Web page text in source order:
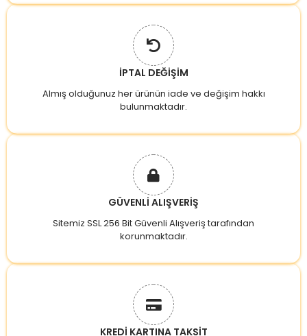
İPTAL DEĞİŞİM
Almış olduğunuz her ürünün iade ve değişim hakkı
bulunmaktadır.
GÜVENLİ ALIŞVERİŞ
Sitemiz SSL 256 Bit Güvenli Alışveriş tarafından
korunmaktadır.
KREDİ KARTINA TAKSİT